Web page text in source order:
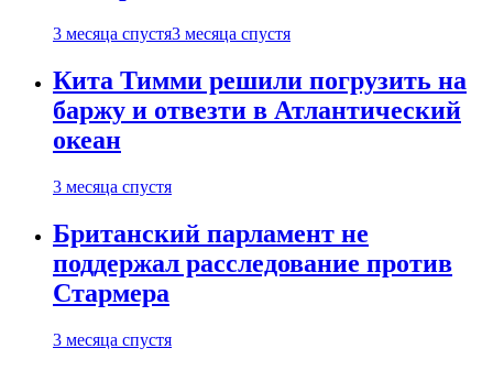
3 месяца спустя3 месяца спустя
Кита Тимми решили погрузить на
баржу и отвезти в Атлантический
океан
3 месяца спустя
Британский парламент не
поддержал расследование против
Стармера
3 месяца спустя